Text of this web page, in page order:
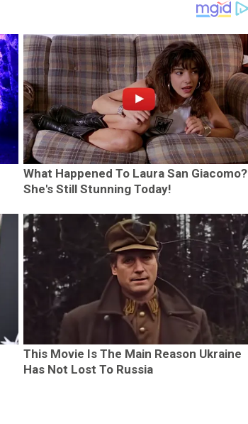
What Happened To Laura San Giacomo?
She's Still Stunning Today!
This Movie Is The Main Reason Ukraine
Has Not Lost To Russia